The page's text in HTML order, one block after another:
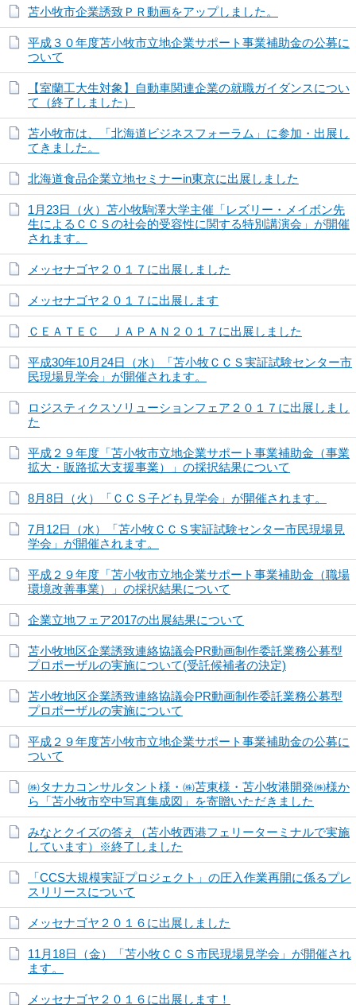
苫小牧市企業誘致ＰＲ動画をアップしました。
平成３０年度苫小牧市立地企業サポート事業補助金の公募に
ついて
【室蘭工大生対象】自動車関連企業の就職ガイダンスについ
て（終了しました）
苫小牧市は、「北海道ビジネスフォーラム」に参加・出展し
てきました。
北海道食品企業立地セミナーin東京に出展しました
1月23日（火）苫小牧駒澤大学主催「レズリー・メイボン先
生によるＣＣＳの社会的受容性に関する特別講演会」が開催
されます。
メッセナゴヤ２０１７に出展しました
メッセナゴヤ２０１７に出展します
ＣＥＡＴＥＣ ＪＡＰＡＮ２０１７に出展しました
平成30年10月24日（水）「苫小牧ＣＣＳ実証試験センター市
民現場見学会」が開催されます。
ロジスティクスソリューションフェア２０１７に出展しまし
た
平成２９年度「苫小牧市立地企業サポート事業補助金（事業
拡大・販路拡大支援事業）」の採択結果について
8月8日（火）「ＣＣＳ子ども見学会」が開催されます。
7月12日（水）「苫小牧ＣＣＳ実証試験センター市民現場見
学会」が開催されます。
平成２９年度「苫小牧市立地企業サポート事業補助金（職場
環境改善事業）」の採択結果について
企業立地フェア2017の出展結果について
苫小牧地区企業誘致連絡協議会PR動画制作委託業務公募型
プロポーザルの実施について(受託候補者の決定)
苫小牧地区企業誘致連絡協議会PR動画制作委託業務公募型
プロポーザルの実施について
平成２９年度苫小牧市立地企業サポート事業補助金の公募に
ついて
㈱タナカコンサルタント様・㈱苫東様・苫小牧港開発㈱様か
ら「苫小牧市空中写真集成図」を寄贈いただきました
みなとクイズの答え（苫小牧西港フェリーターミナルで実施
しています）※終了しました
「CCS大規模実証プロジェクト」の圧入作業再開に係るプレ
スリリースについて
メッセナゴヤ２０１６に出展しました
11月18日（金）「苫小牧ＣＣＳ市民現場見学会」が開催され
ます。
メッセナゴヤ２０１６に出展します！